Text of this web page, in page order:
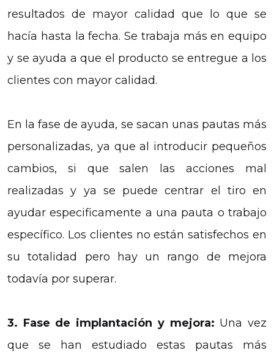
resultados de mayor calidad que lo que se
hacía hasta la fecha. Se trabaja más en equipo
y se ayuda a que el producto se entregue a los
clientes con mayor calidad.
En la fase de ayuda, se sacan unas pautas más
personalizadas, ya que al introducir pequeños
cambios, si que salen las acciones mal
realizadas y ya se puede centrar el tiro en
ayudar especificamente a una pauta o trabajo
específico. Los clientes no están satisfechos en
su totalidad pero hay un rango de mejora
todavía por superar.
3. Fase de implantación y mejora: Una vez
que se han estudiado estas pautas más